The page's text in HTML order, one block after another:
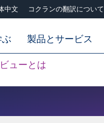
中文 コクランの翻訳について
ューとは
製品とサービス